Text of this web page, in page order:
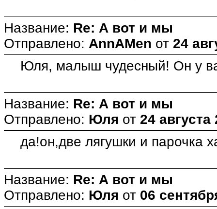
Название: Re: А вот и мы
Отправлено: AnnAMen от 24
Юля, малыш чудесный! Он у
Название: Re: А вот и мы
Отправлено: Юля от 24
да!он,две лягушки и парочка
Название: Re: А вот и мы
Отправлено: Юля от 06